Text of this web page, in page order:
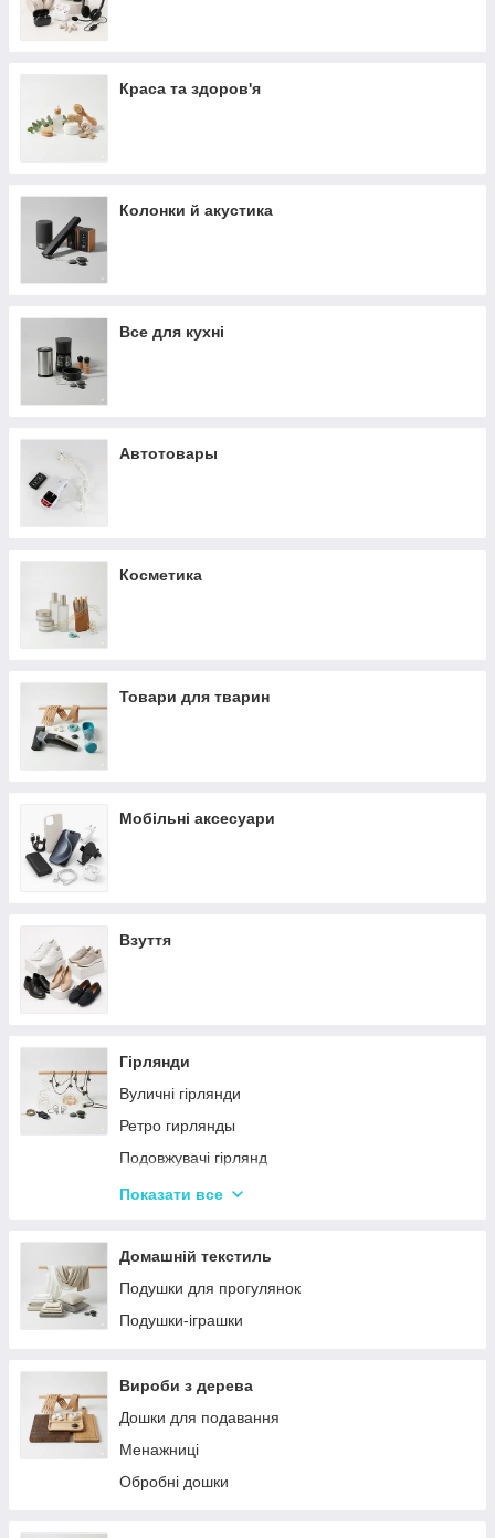
Краса та здоров'я
Колонки й акустика
Все для кухні
Автотовары
Косметика
Товари для тварин
Мобільні аксесуари
Взуття
Гірлянди
Вуличні гірлянди
Ретро гирлянды
Подовжувачі гірлянд
Хатні гірлянди
Показати все
Домашній текстиль
Подушки для прогулянок
Подушки-іграшки
Вироби з дерева
Дошки для подавання
Менажниці
Обробні дошки